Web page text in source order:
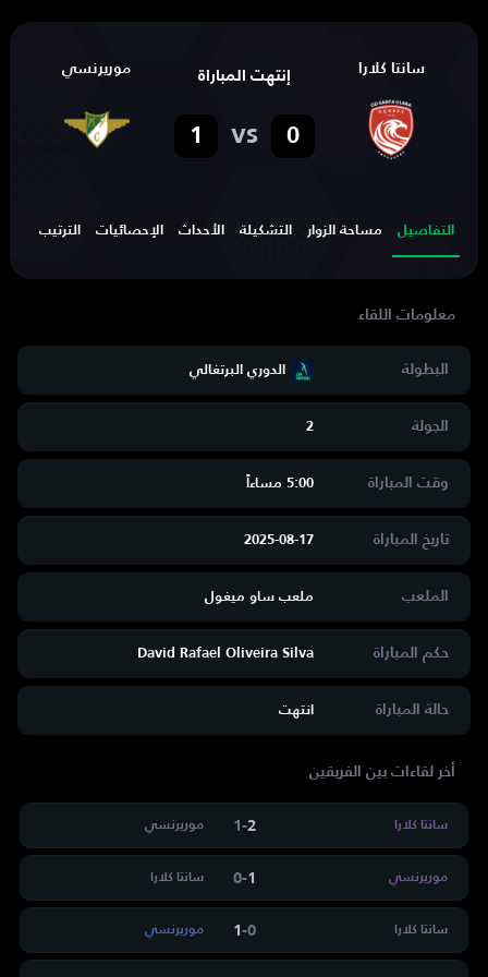
سانتا كلارا إنتهت المباراة
0
vs
1
موريرنسي
التفاصيل مساحة الزوار التشكيلة الأحداث الإحصائيات الترتيب
البطولة الدوري البرتغالي
الجولة 2
وقت المباراة 5:00 مساءاََ
تاريخ المباراة 2025-08-17
الملعب ملعب ساو ميغول
حكم المباراة David Rafael Oliveira Silva
حالة المباراة انتهت
أخر لقاءات بين الفريقين
سانتا كلارا 2
-
1 موريرنسي
موريرنسي 1
-
0 سانتا كلارا
سانتا كلارا 0
-
1 موريرنسي